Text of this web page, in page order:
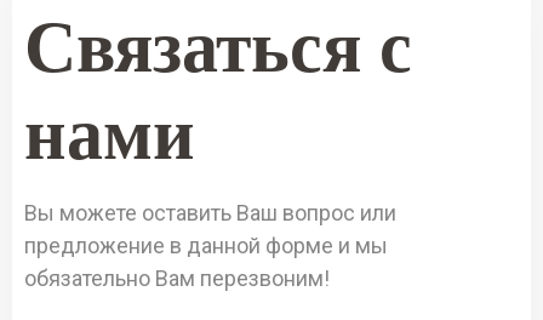
Связаться с
нами
Вы можете оставить Ваш вопрос или
предложение в данной форме и мы
обязательно Вам перезвоним!